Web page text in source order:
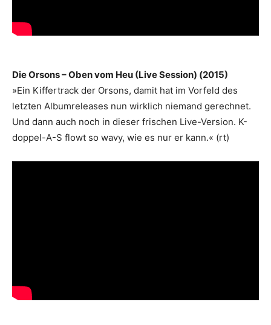
Die Orsons – Oben vom Heu (Live Session) (2015)
»Ein Kiffertrack der Orsons, damit hat im Vorfeld des
letzten Albumreleases nun wirklich niemand gerechnet.
Und dann auch noch in dieser frischen Live-Version. K-
doppel-A-S flowt so wavy, wie es nur er kann.« (rt)